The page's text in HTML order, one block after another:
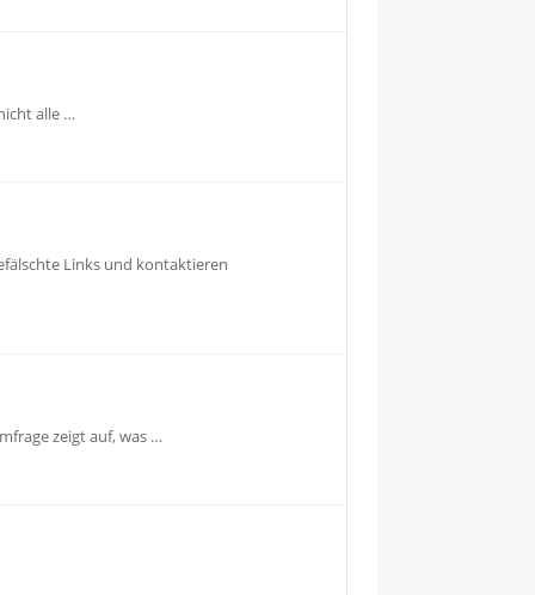
alle …
Links und kontaktieren
zeigt auf, was …